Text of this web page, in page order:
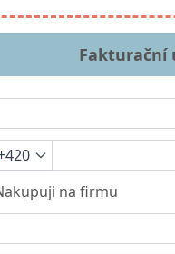
Fakturační
na firmu